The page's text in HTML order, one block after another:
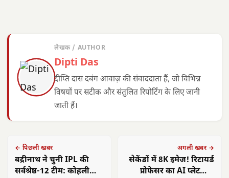
लेखक / AUTHOR
Dipti Das
दीप्ति दास दबंग आवाज़ की संवाददाता हैं, जो विभिन्न
विषयों पर सटीक और संतुलित रिपोर्टिंग के लिए जानी
जाती हैं।
← पिछली खबर
बद्रीनाथ ने चुनी IPL की
सर्वश्रेष्ठ-12 टीम: कोहली
अगली खबर →
सेकेंडों में 8K इमेज! रिटायर्ड
प्रोफेसर का AI प्लेटफॉर्म